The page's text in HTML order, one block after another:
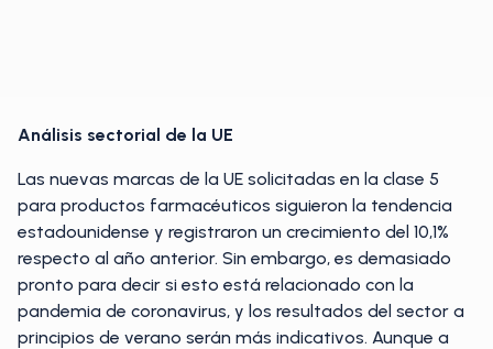
Análisis sectorial de la UE
Las nuevas marcas de la UE solicitadas en la clase 5
para productos farmacéuticos siguieron la tendencia
estadounidense y registraron un crecimiento del 10,1%
respecto al año anterior. Sin embargo, es demasiado
pronto para decir si esto está relacionado con la
pandemia de coronavirus, y los resultados del sector a
principios de verano serán más indicativos. Aunque a